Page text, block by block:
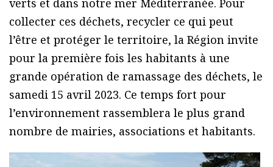
verts et dans notre mer Méditerranée. Pour
collecter ces déchets, recycler ce qui peut
l’être et protéger le territoire, la Région invite
pour la première fois les habitants à une
grande opération de ramassage des déchets, le
samedi 15 avril 2023. Ce temps fort pour
l’environnement rassemblera le plus grand
nombre de mairies, associations et habitants.